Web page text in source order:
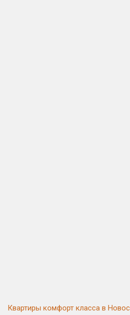
Квартиры комфорт класса в